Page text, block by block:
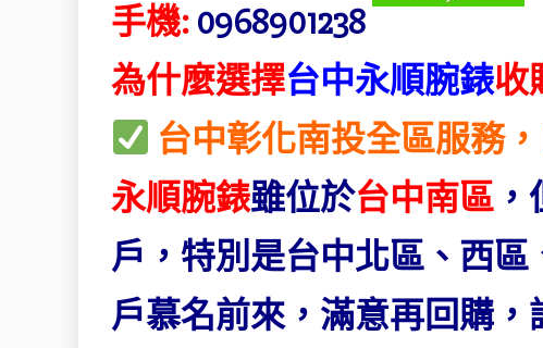
手機: 0968901238
為什麼選擇台中永順腕錶收
台中彰化南投全區服務
永順腕錶雖位於台中南區
戶，特別是台中北區、西
戶慕名前來，滿意再回購，